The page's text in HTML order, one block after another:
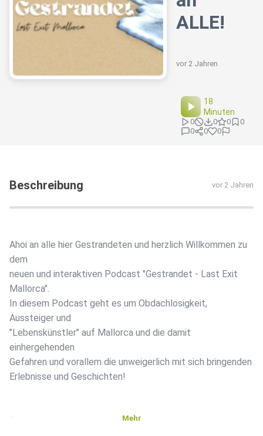
ALLE!
vor 2 Jahren
18
Minuten
0 0 0
0
0
0 0
Beschreibung vor 2 Jahren
Ahoi an alle hier Gestrandeten und herzlich Willkommen zu
dem
neuen und interaktiven Podcast "Gestrandet - Last Exit
Mallorca".
In diesem Podcast geht es um Obdachlosigkeit,
Aussteiger und
"Lebenskünstler" auf Mallorca und die damit
einhergehenden
Gefahren und vorallem die unweigerlich mit sich bringenden
Erlebnisse und Geschichten!
Mehr